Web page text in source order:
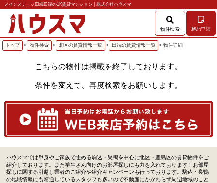
メインステージ田端田端の1K賃貸マンション | 株式会社ハウスマ
物件検索 解約申請
トップ > 物件検索 > 北区の賃貸情報一覧 > 田端の賃貸情報一覧 > 物件詳細
こちらの物件は掲載を終了しております。
条件を変えて、再度検索をお願いします。
ハウスマでは単身やご家族で住める駒込・巣鴨を中心に北区・豊島区の賃貸物件をご
紹介しております。また学生さん向けのお部屋探しにも力を入れております！お部屋
探しに関する引越し業者のご紹介や紹介キャンペーンも行っております。駒込・巣鴨
の地域情報にも精通しているスタッフも多いので不動産にかかわらず周辺地域のこと